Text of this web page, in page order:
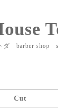
ダ barber shop
Cut